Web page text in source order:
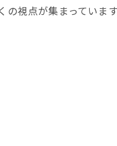
視点が集まっていま